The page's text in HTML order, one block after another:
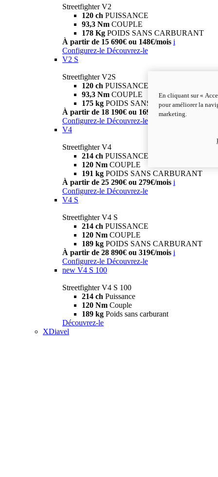
Streetfighter V2
120 ch PUISSANCE
93,3 Nm COUPLE
178 Kg POIDS SANS CARBURANT
À partir de 15 690€ ou 148€/mois i
Configurez-le Découvrez-le
V2 S
Streetfighter V2S
120 ch PUISSANCE
93,3 Nm COUPLE
175 kg POIDS SANS CARBURANT
À partir de 18 190€ ou 169€/mois i
Configurez-le Découvrez-le
V4
Streetfighter V4
214 ch PUISSANCE
120 Nm COUPLE
191 kg POIDS SANS CARBURANT
À partir de 25 290€ ou 279€/mois i
Configurez-le Découvrez-le
V4 S
Streetfighter V4 S
214 ch PUISSANCE
120 Nm COUPLE
189 kg POIDS SANS CARBURANT
À partir de 28 890€ ou 319€/mois i
Configurez-le Découvrez-le
new V4 S 100
Streetfighter V4 S 100
214 ch Puissance
120 Nm Couple
189 kg Poids sans carburant
Découvrez-le
XDiavel
En cliquant sur «
pour améliorer la
marketing.